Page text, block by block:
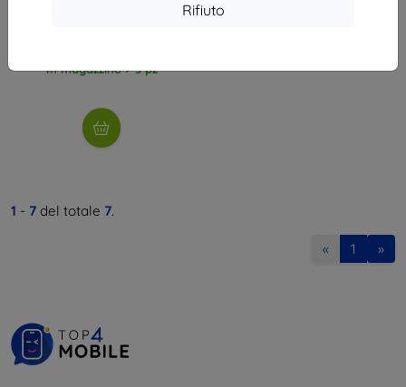
Rifiuto
In magazzino > 5 pz
1 - 7 del totale 7.
« 1 »